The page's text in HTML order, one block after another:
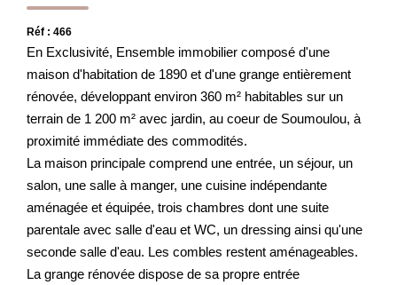
Réf : 466
En Exclusivité, Ensemble immobilier composé d'une
maison d'habitation de 1890 et d'une grange entièrement
rénovée, développant environ 360 m² habitables sur un
terrain de 1 200 m² avec jardin, au coeur de Soumoulou, à
proximité immédiate des commodités.
La maison principale comprend une entrée, un séjour, un
salon, une salle à manger, une cuisine indépendante
aménagée et équipée, trois chambres dont une suite
parentale avec salle d'eau et WC, un dressing ainsi qu'une
seconde salle d'eau. Les combles restent aménageables.
La grange rénovée dispose de sa propre entrée